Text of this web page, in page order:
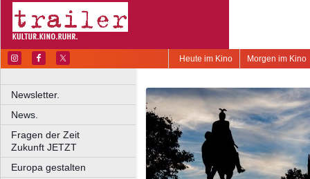
Morgen im Kino
Heute im Kino
Newsletter.
News.
Fragen der Zeit
Zukunft JETZT
Europa gestalten